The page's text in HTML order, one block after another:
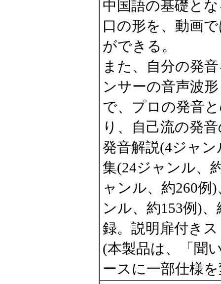
中国語の基礎と
口の形を、動画
ができる。
また、自分の発
ンサーの音声波
で、プロの発音
り、自己流の発
発音解説(4ジャン
集(24ジャンル、
ャンル、約260例
ンル、約153例)
録。説明扉付き
(本製品は、「聞
ースに一部仕様